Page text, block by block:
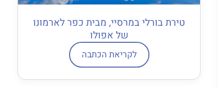
טירת בורלי במרסיי, מבית כפר לארמונו
של אפולו
לקריאת הכתבה